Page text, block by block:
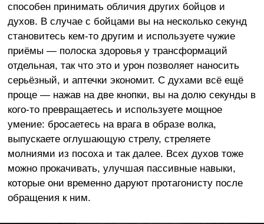
способен принимать обличия других бойцов и
духов. В случае с бойцами вы на несколько секунд
становитесь кем-то другим и используете чужие
приёмы — полоска здоровья у трансформаций
отдельная, так что это и урон позволяет наносить
серьёзный, и аптечки экономит. С духами всё ещё
проще — нажав на две кнопки, вы на долю секунды в
кого-то превращаетесь и используете мощное
умение: бросаетесь на врага в образе волка,
выпускаете оглушающую стрелу, стреляете
молниями из посоха и так далее. Всех духов тоже
можно прокачивать, улучшая пассивные навыки,
которые они временно даруют протагонисту после
обращения к ним.